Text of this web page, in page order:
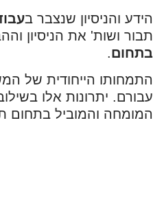
הידע והניסיון שנצבר ב
תבור ושות' את הניסיון
בתחום.
התמחותו הייחודית של
עבורם. יתרונות אלו
המומחה והמוביל בתחום